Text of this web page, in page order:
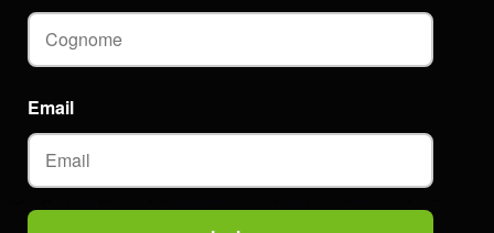
Email